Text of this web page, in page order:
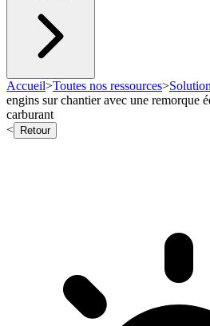
Accueil>Toutes nos ressources>
engins sur chantier avec une remorque
carburant
<
Retour